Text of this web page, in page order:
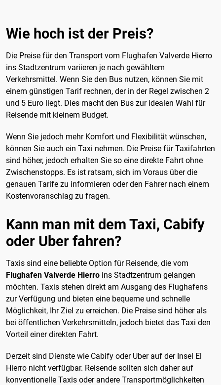
Wie hoch ist der Preis?
Die Preise für den Transport vom Flughafen Valverde Hierro
ins Stadtzentrum variieren je nach gewähltem
Verkehrsmittel. Wenn Sie den Bus nutzen, können Sie mit
einem günstigen Tarif rechnen, der in der Regel zwischen 2
und 5 Euro liegt. Dies macht den Bus zur idealen Wahl für
Reisende mit kleinem Budget.
Wenn Sie jedoch mehr Komfort und Flexibilität wünschen,
können Sie auch ein Taxi nehmen. Die Preise für Taxifahrten
sind höher, jedoch erhalten Sie so eine direkte Fahrt ohne
Zwischenstopps. Es ist ratsam, sich im Voraus über die
genauen Tarife zu informieren oder den Fahrer nach einem
Kostenvoranschlag zu fragen.
Kann man mit dem Taxi, Cabify
oder Uber fahren?
Taxis sind eine beliebte Option für Reisende, die vom
Flughafen Valverde Hierro ins Stadtzentrum gelangen
möchten. Taxis stehen direkt am Ausgang des Flughafens
zur Verfügung und bieten eine bequeme und schnelle
Möglichkeit, Ihr Ziel zu erreichen. Die Preise sind höher als
bei öffentlichen Verkehrsmitteln, jedoch bietet das Taxi den
Vorteil einer direkten Fahrt.
Derzeit sind Dienste wie Cabify oder Uber auf der Insel El
Hierro nicht verfügbar. Reisende sollten sich daher auf
konventionelle Taxis oder andere Transportmöglichkeiten